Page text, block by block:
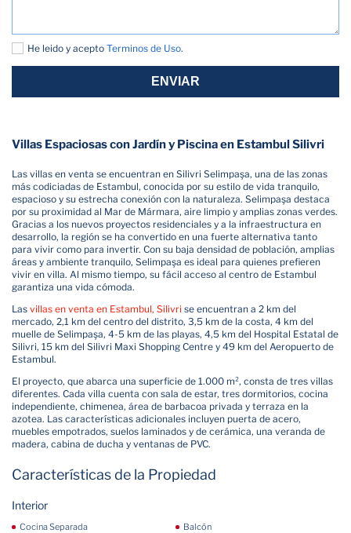
He leido y acepto Terminos de Uso.
ENVIAR
Villas Espaciosas con Jardín y Piscina en Estambul Silivri
Las villas en venta se encuentran en Silivri Selimpaşa, una de las zonas
más codiciadas de Estambul, conocida por su estilo de vida tranquilo,
espacioso y su estrecha conexión con la naturaleza. Selimpaşa destaca
por su proximidad al Mar de Mármara, aire limpio y amplias zonas verdes.
Gracias a los nuevos proyectos residenciales y a la infraestructura en
desarrollo, la región se ha convertido en una fuerte alternativa tanto
para vivir como para invertir. Con su baja densidad de población, amplias
áreas y ambiente tranquilo, Selimpaşa es ideal para quienes prefieren
vivir en villa. Al mismo tiempo, su fácil acceso al centro de Estambul
garantiza una vida cómoda.
Las villas en venta en Estambul, Silivri se encuentran a 2 km del
mercado, 2,1 km del centro del distrito, 3,5 km de la costa, 4 km del
muelle de Selimpaşa, 4-5 km de las playas, 4,5 km del Hospital Estatal de
Silivri, 15 km del Silivri Maxi Shopping Centre y 49 km del Aeropuerto de
Estambul.
El proyecto, que abarca una superficie de 1.000 m², consta de tres villas
diferentes. Cada villa cuenta con sala de estar, tres dormitorios, cocina
independiente, chimenea, área de barbacoa privada y terraza en la
azotea. Las características adicionales incluyen puerta de acero,
muebles empotrados, suelos laminados y de cerámica, una veranda de
madera, cabina de ducha y ventanas de PVC.
Características de la Propiedad
Interior
Cocina Separada
Balcón